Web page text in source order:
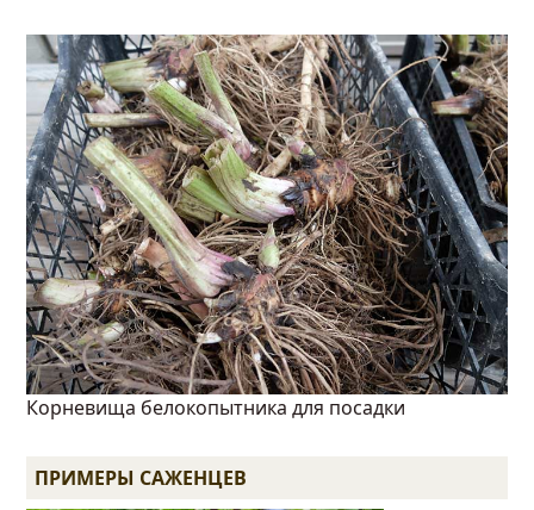
Корневища белокопытника для посадки
ПРИМЕРЫ САЖЕНЦЕВ